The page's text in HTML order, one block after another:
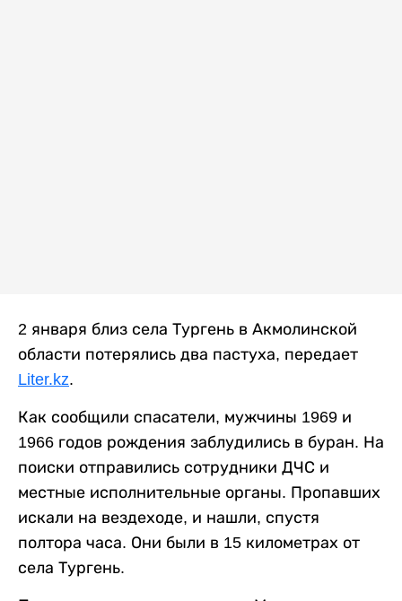
2 января близ села Тургень в Акмолинской
области потерялись два пастуха, передает
Liter.kz.
Как сообщили спасатели, мужчины 1969 и
1966 годов рождения заблудились в буран. На
поиски отправились сотрудники ДЧС и
местные исполнительные органы. Пропавших
искали на вездеходе, и нашли, спустя
полтора часа. Они были в 15 километрах от
села Тургень.